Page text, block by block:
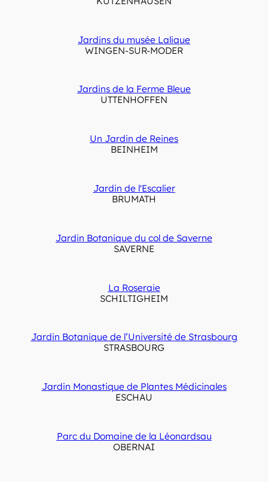
Jardins du musée Lalique
WINGEN-SUR-MODER
Jardins de la Ferme Bleue
UTTENHOFFEN
Un Jardin de Reines
BEINHEIM
Jardin de l'Escalier
BRUMATH
Jardin Botanique du col de Saverne
SAVERNE
La Roseraie
SCHILTIGHEIM
Jardin Botanique de l’Université de Strasbourg
STRASBOURG
Jardin Monastique de Plantes Médicinales
ESCHAU
Parc du Domaine de la Léonardsau
OBERNAI